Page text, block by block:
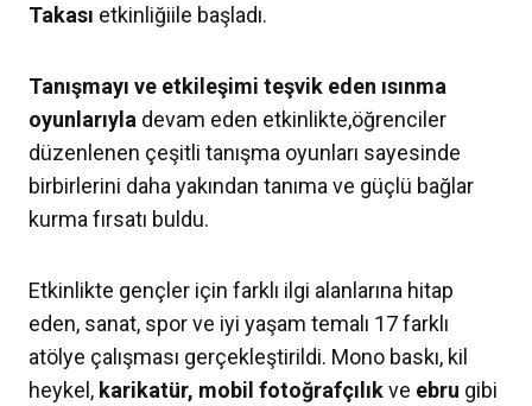
Takası etkinliğiile başladı.
Tanışmayı ve etkileşimi teşvik eden ısınma
oyunlarıyla devam eden etkinlikte,öğrenciler
düzenlenen çeşitli tanışma oyunları sayesinde
birbirlerini daha yakından tanıma ve güçlü bağlar
kurma fırsatı buldu.
Etkinlikte gençler için farklı ilgi alanlarına hitap
eden, sanat, spor ve iyi yaşam temalı 17 farklı
atölye çalışması gerçekleştirildi. Mono baskı, kil
heykel, karikatür, mobil fotoğrafçılıkve ebru gibi